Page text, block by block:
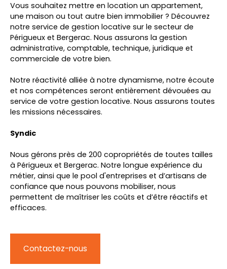
Vous souhaitez mettre en location un appartement,
une maison ou tout autre bien immobilier ? Découvrez
notre service de gestion locative sur le secteur de
Périgueux et Bergerac. Nous assurons la gestion
administrative, comptable, technique, juridique et
commerciale de votre bien.
Notre réactivité alliée à notre dynamisme, notre écoute
et nos compétences seront entièrement dévouées au
service de votre gestion locative. Nous assurons toutes
les missions nécessaires.
Syndic
Nous gérons près de 200 copropriétés de toutes tailles
à Périgueux et Bergerac. Notre longue expérience du
métier, ainsi que le pool d'entreprises et d’artisans de
confiance que nous pouvons mobiliser, nous
permettent de maîtriser les coûts et d’être réactifs et
efficaces.
Contactez-nous